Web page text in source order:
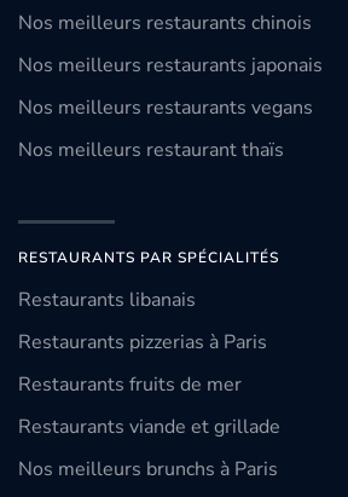
Nos meilleurs restaurants chinois
Nos meilleurs restaurants japonais
Nos meilleurs restaurants vegans
Nos meilleurs restaurant thaïs
RESTAURANTS PAR SPÉCIALITÉS
Restaurants libanais
Restaurants pizzerias à Paris
Restaurants fruits de mer
Restaurants viande et grillade
Nos meilleurs brunchs à Paris